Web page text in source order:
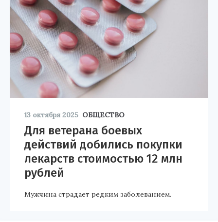
13 октября 2025 ОБЩЕСТВО
Для ветерана боевых
действий добились покупки
лекарств стоимостью 12 млн
рублей
Мужчина страдает редким заболеванием.